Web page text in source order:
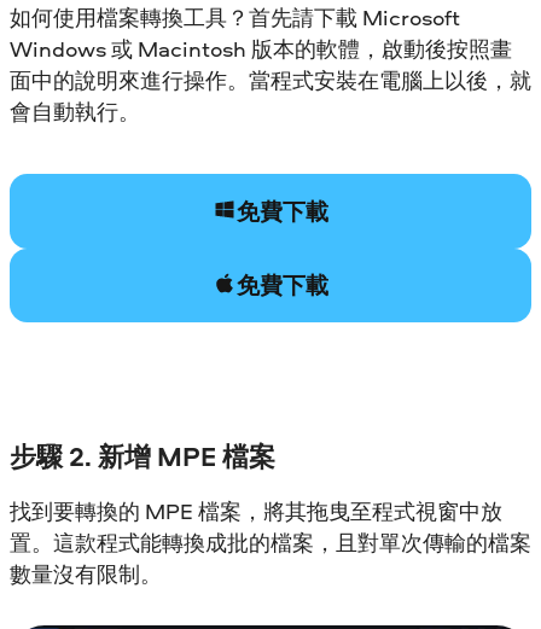
如何使用檔案轉換工具？首先請下載 Microsoft
Windows 或 Macintosh 版本的軟體，啟動後按照畫
面中的說明來進行操作。當程式安裝在電腦上以後，就
會自動執行。
免費下載
免費下載
步驟 2. 新增 MPE 檔案
找到要轉換的 MPE 檔案，將其拖曳至程式視窗中放
置。這款程式能轉換成批的檔案，且對單次傳輸的檔案
數量沒有限制。